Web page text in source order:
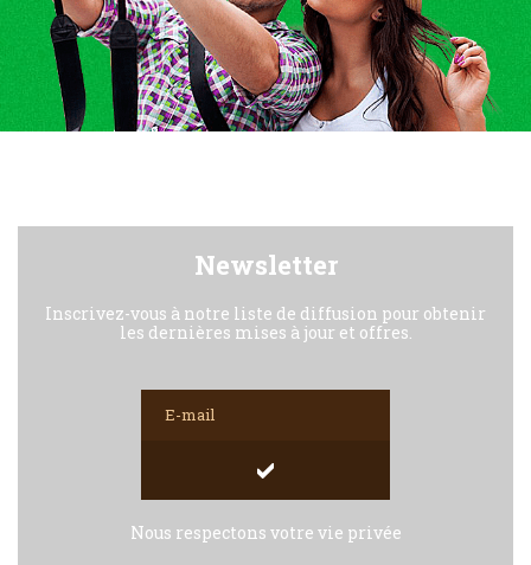
Newsletter
Inscrivez-vous à notre liste de diffusion pour obtenir
les dernières mises à jour et offres.
Nous respectons votre vie privée